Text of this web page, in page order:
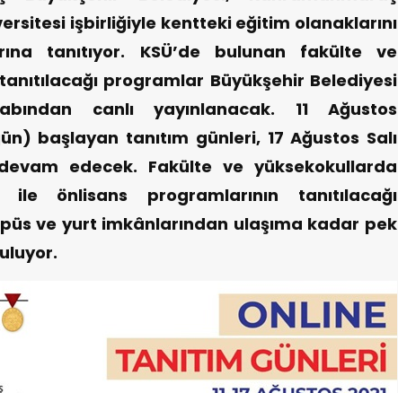
işbirliğiyle kentteki eğitim olanaklarını
tanıtıyor. KSÜ’de bulunan fakülte ve
programlar Büyükşehir Belediyesi
canlı yayınlanacak. 11 Ağustos
başlayan tanıtım günleri, 17 Ağustos Salı
edecek. Fakülte ve yüksekokullarda
önlisans programlarının tanıtılacağı
ve yurt imkânlarından ulaşıma kadar pek